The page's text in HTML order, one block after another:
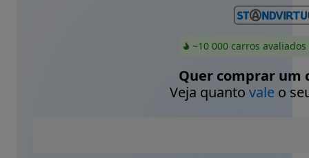
~10 000 carros
Quer comprar um
Veja quanto valeo